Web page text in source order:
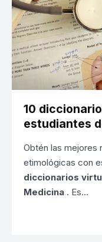
10
estudiantes
Obtén las mejores
etimológicas con
diccionarios
Medicina . Es…